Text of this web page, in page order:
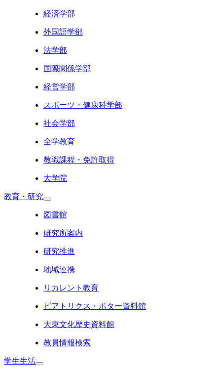
経済学部
外国語学部
法学部
国際関係学部
経営学部
スポーツ・健康科学部
社会学部
全学教育
教職課程・免許取得
大学院
教育・研究
図書館
研究所案内
研究推進
地域連携
リカレント教育
ビアトリクス・ポター資料館
大東文化歴史資料館
教員情報検索
学生生活